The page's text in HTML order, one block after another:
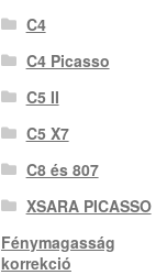
C4
C4 Picasso
C5 II
C5 X7
C8 és 807
XSARA PICASSO
Fénymagasság
korrekció